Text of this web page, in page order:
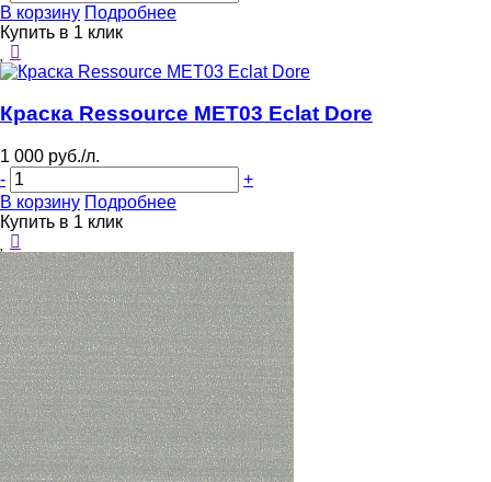
В корзину Подробнее
Купить в 1 клик
Краска Ressource MET03 Eclat Dore
1 000 руб./л.
-
+
В корзину Подробнее
Купить в 1 клик